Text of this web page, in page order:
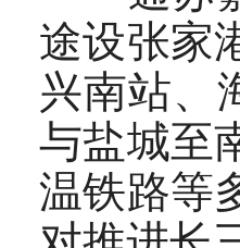
途设张家
兴南站、
与盐城至
温铁路等